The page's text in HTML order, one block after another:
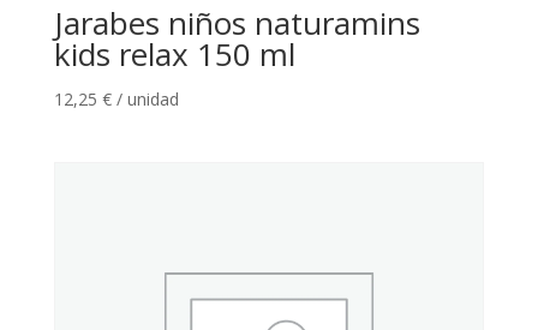
Jarabes niños naturamins
kids relax 150 ml
12,25 € / unidad